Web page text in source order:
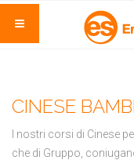
CINESE
I nostri corsi di Cinese
che di Gruppo,